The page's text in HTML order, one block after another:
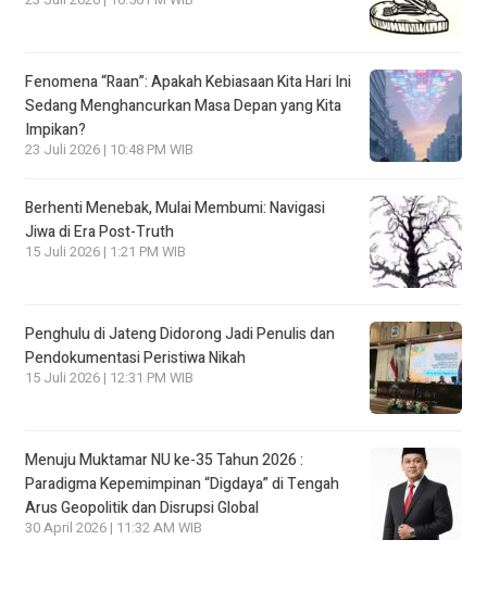
Fenomena “Raan”: Apakah Kebiasaan Kita Hari Ini
Sedang Menghancurkan Masa Depan yang Kita
Impikan?
23 Juli 2026 | 10:48 PM WIB
Berhenti Menebak, Mulai Membumi: Navigasi
Jiwa di Era Post-Truth
15 Juli 2026 | 1:21 PM WIB
Penghulu di Jateng Didorong Jadi Penulis dan
Pendokumentasi Peristiwa Nikah
15 Juli 2026 | 12:31 PM WIB
Menuju Muktamar NU ke-35 Tahun 2026 :
Paradigma Kepemimpinan “Digdaya” di Tengah
Arus Geopolitik dan Disrupsi Global
30 April 2026 | 11:32 AM WIB